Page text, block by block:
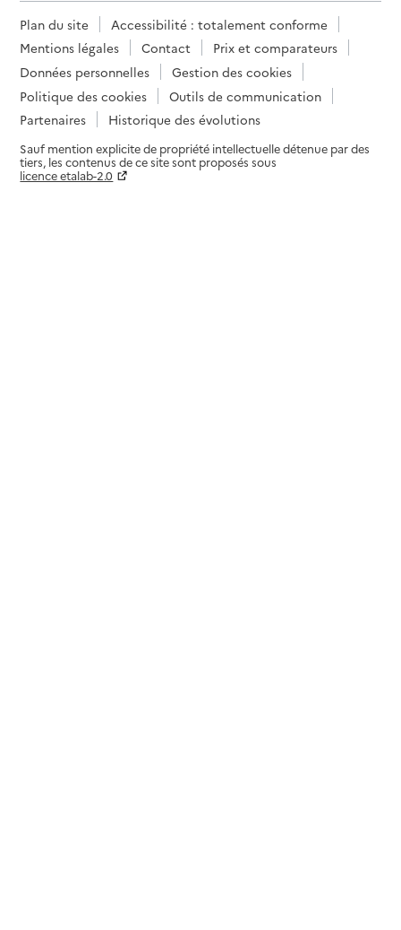
Plan du site
Accessibilité : totalement conforme
Mentions légales
Contact
Prix et comparateurs
Données personnelles
Gestion des cookies
Politique des cookies
Outils de communication
Partenaires
Historique des évolutions
Sauf mention explicite de propriété intellectuelle détenue par des
tiers, les contenus de ce site sont proposés sous
licence etalab-2.0